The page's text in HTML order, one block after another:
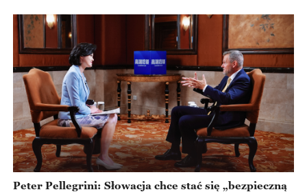
Peter Pellegrini: Słowacja chce stać się „bezpieczną